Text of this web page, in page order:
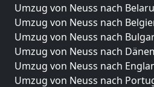
Umzug von Neuss nach
Umzug von Neuss nach
Umzug von Neuss nach
Umzug von Neuss nach
Umzug von Neuss nach
Umzug von Neuss nach